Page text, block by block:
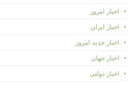
اخبار امروز
اخبار ایران
اخبار جدید امروز
اخبار جهان
اخبار دولتی